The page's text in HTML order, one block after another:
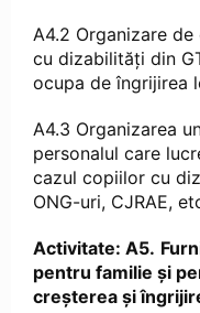
A4.2 Organizare
cu dizabilități din
ocupa de îngrijirea
A4.3 Organizarea
personalul care
cazul copiilor cu
ONG-uri, CJRAE,
Activitate: A5.
pentru familie și
creșterea și